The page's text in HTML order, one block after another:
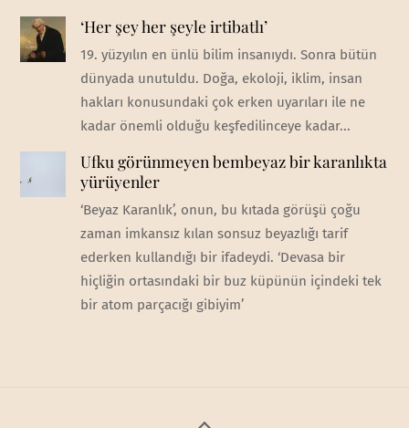
‘Her şey her şeyle irtibatlı’
19. yüzyılın en ünlü bilim insanıydı. Sonra bütün
dünyada unutuldu. Doğa, ekoloji, iklim, insan
hakları konusundaki çok erken uyarıları ile ne
kadar önemli olduğu keşfedilinceye kadar...
Ufku görünmeyen bembeyaz bir karanlıkta
yürüyenler
‘Beyaz Karanlık’, onun, bu kıtada görüşü çoğu
zaman imkansız kılan sonsuz beyazlığı tarif
ederken kullandığı bir ifadeydi. ‘Devasa bir
hiçliğin ortasındaki bir buz küpünün içindeki tek
bir atom parçacığı gibiyim’